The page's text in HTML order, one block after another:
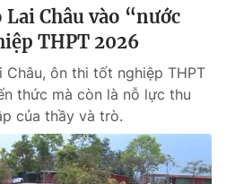
Châu vào “nước
THPT 2026
Châu, ôn thi tốt nghiệp THPT
thức mà còn là nỗ lực thu
của thầy và trò.